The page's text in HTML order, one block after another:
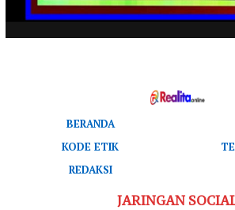
BERANDA
KODE ETIK
REDAKSI
JARINGAN